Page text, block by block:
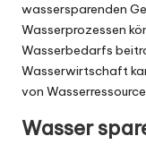
wassersparenden
Wasserprozessen
Wasserbedarfs
Wasserwirtschaft
von
Wasser